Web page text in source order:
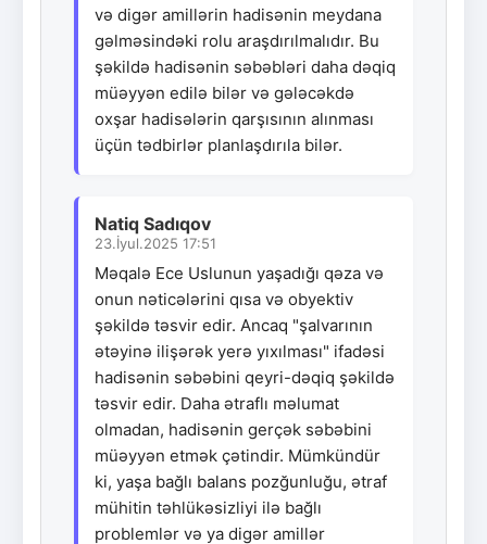
və digər amillərin hadisənin meydana
gəlməsindəki rolu araşdırılmalıdır. Bu
şəkildə hadisənin səbəbləri daha dəqiq
müəyyən edilə bilər və gələcəkdə
oxşar hadisələrin qarşısının alınması
üçün tədbirlər planlaşdırıla bilər.
Natiq Sadıqov
23.İyul.2025 17:51
Məqalə Ece Uslunun yaşadığı qəza və
onun nəticələrini qısa və obyektiv
şəkildə təsvir edir. Ancaq "şalvarının
ətəyinə ilişərək yerə yıxılması" ifadəsi
hadisənin səbəbini qeyri-dəqiq şəkildə
təsvir edir. Daha ətraflı məlumat
olmadan, hadisənin gerçək səbəbini
müəyyən etmək çətindir. Mümkündür
ki, yaşa bağlı balans pozğunluğu, ətraf
mühitin təhlükəsizliyi ilə bağlı
problemlər və ya digər amillər